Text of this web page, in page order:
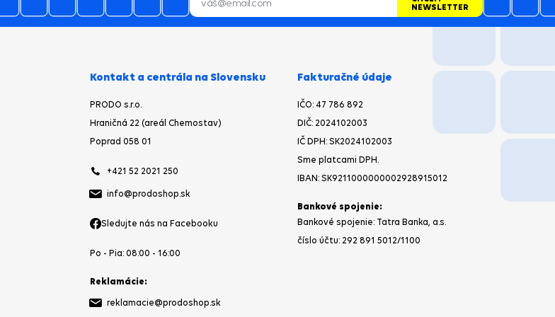
NEWSLETTER
Kontakt a centrála na Slovensku
PRODO s.r.o.
Hraničná 22 (areál Chemostav)
Poprad 058 01
+421 52 2021 250
info@prodoshop.sk
Sledujte nás na Facebooku
Po - Pia: 08:00 - 16:00
Reklamácie:
reklamacie@prodoshop.sk
Fakturačné údaje
IČO: 47 786 892
DIČ: 2024102003
IČ DPH: SK2024102003
Sme platcami DPH.
IBAN: SK9211000000002928915012
Bankové spojenie:
Bankové spojenie: Tatra Banka, a.s.
číslo účtu: 292 891 5012/1100